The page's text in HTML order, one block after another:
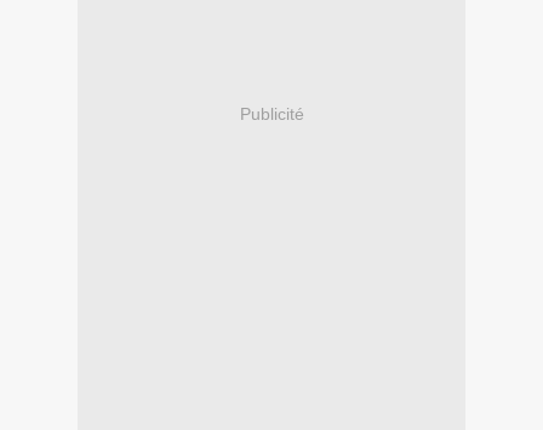
Publicité